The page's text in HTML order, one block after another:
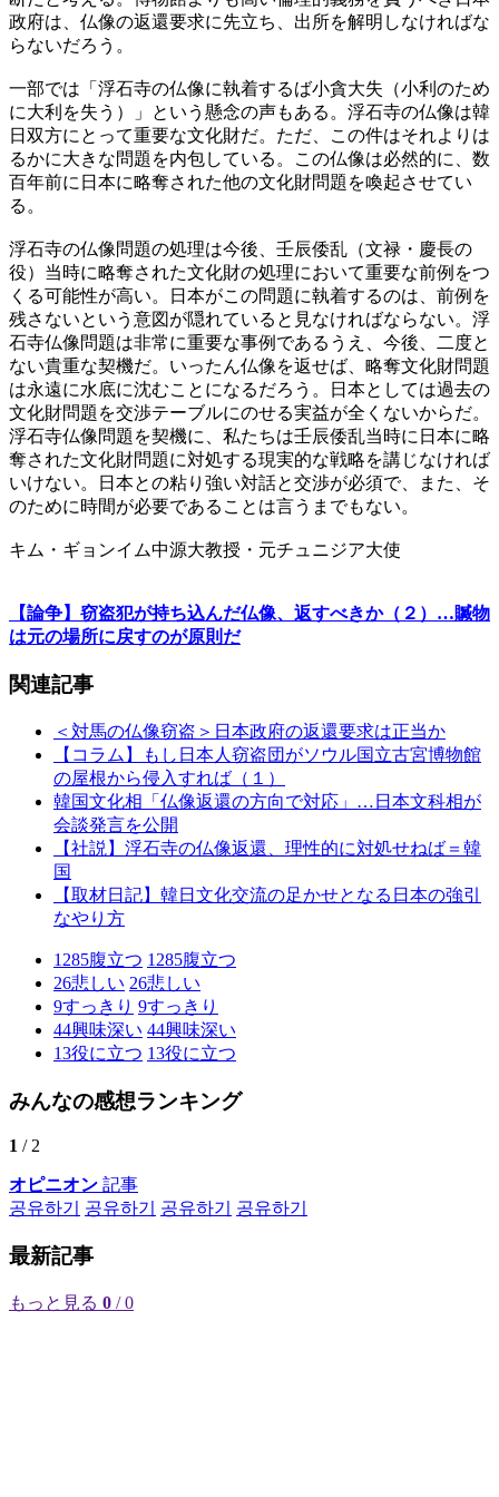
政府は、仏像の返還要求に先立ち、出所を解明しなければな
らないだろう。
一部では「浮石寺の仏像に執着するば小貪大失（小利のため
に大利を失う）」という懸念の声もある。浮石寺の仏像は韓
日双方にとって重要な文化財だ。ただ、この件はそれよりは
るかに大きな問題を内包している。この仏像は必然的に、数
百年前に日本に略奪された他の文化財問題を喚起させてい
る。
浮石寺の仏像問題の処理は今後、壬辰倭乱（文禄・慶長の
役）当時に略奪された文化財の処理において重要な前例をつ
くる可能性が高い。日本がこの問題に執着するのは、前例を
残さないという意図が隠れていると見なければならない。浮
石寺仏像問題は非常に重要な事例であるうえ、今後、二度と
ない貴重な契機だ。いったん仏像を返せば、略奪文化財問題
は永遠に水底に沈むことになるだろう。日本としては過去の
文化財問題を交渉テーブルにのせる実益が全くないからだ。
浮石寺仏像問題を契機に、私たちは壬辰倭乱当時に日本に略
奪された文化財問題に対処する現実的な戦略を講じなければ
いけない。日本との粘り強い対話と交渉が必須で、また、そ
のために時間が必要であることは言うまでもない。
キム・ギョンイム中源大教授・元チュニジア大使
【論争】窃盗犯が持ち込んだ仏像、返すべきか（２）…贓物
は元の場所に戻すのが原則だ
関連記事
＜対馬の仏像窃盗＞日本政府の返還要求は正当か
【コラム】もし日本人窃盗団がソウル国立古宮博物館
の屋根から侵入すれば（１）
韓国文化相「仏像返還の方向で対応」…日本文科相が
会談発言を公開
【社説】浮石寺の仏像返還、理性的に対処せねば＝韓
国
【取材日記】韓日文化交流の足かせとなる日本の強引
なやり方
1285腹立つ 1285腹立つ
26悲しい 26悲しい
9すっきり 9すっきり
44興味深い 44興味深い
13役に立つ 13役に立つ
みんなの感想ランキング
1 / 2
オピニオン 記事
공유하기
공유하기 공유하기 공유하기
最新記事
もっと見る 0 / 0